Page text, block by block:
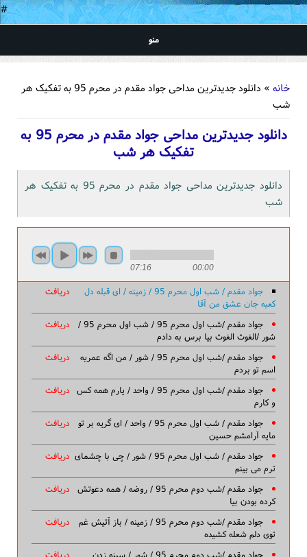
#
منو
خانه
» دانلود جدیدترین مداحی جواد مقدم در محرم 95 به تفکیک هر
شب
دانلود جدیدترین مداحی جواد مقدم در محرم 95 به
تفکیک هر شب
دانلود جدیدترین مداحی جواد مقدم در محرم 95 به تفکیک هر
شب
00:00
07:16
دریافت
جواد مقدم / شب اول محرم 95 / زمینه / ای قبله دل
کعبه جان عشق من آقا
دریافت
جواد مقدم /شب اول محرم 95 / شب اول محرم 95 /
شور /الغوث الغوث بیا برس به دادم
دریافت
جواد مقدم /شب اول محرم 95 / شور / من اگه عمریه
اسم تو بردم
دریافت جواد مقدم /شب اول محرم 95 / واحد / یارم همه کس
و کارم
دریافت
جواد مقدم / شب اول محرم 95 / واحد / ای گریه بر تو
مایه آرامشم حسین
دریافت جواد مقدم / شب اول محرم 95 / شور / چی با چشمای
ترم می بینم
دریافت
جواد مقدم /شب دوم محرم 95 / روضه / همه دعوتش
کرده بودن بیا
دریافت
جواد مقدم /شب دوم محرم 95 / زمینه / باز آتیش غم
توی دلم شعله کشیده